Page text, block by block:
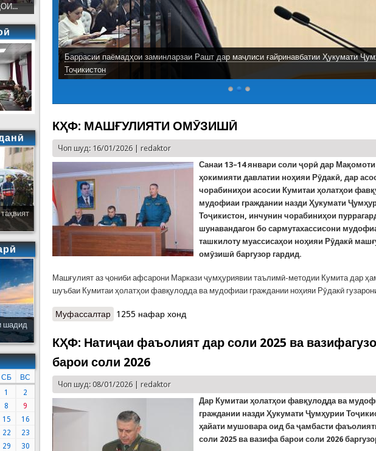
Баррасии паёмадҳои заминларзаи Рашт дар маҷлиси ғайринавбатии Ҳукумати
Тоҷикистон
КҲФ: МАШҒУЛИЯТИ ОМӮЗИШӢ
Чоп шуд: 16/01/2026 |redaktor
Санаи 13–14 январи соли ҷорӣ дар
ҳокимияти давлатии ноҳияи Рӯдакӣ, дар
чорабиниҳои асосии Кумитаи ҳолатҳои
мудофиаи граждании назди Ҳукумати
Тоҷикистон, инчунин чорабиниҳои
шунавандагон бо сармутахассисони
ташкилоту муассисаҳои ноҳияи Рӯдакӣ
омӯзишӣ баргузор гардид.
Машғулият аз ҷониби афсарони Маркази ҷумҳуриявии таълимӣ-методии Кумита дар
шуъбаи Кумитаи ҳолатҳои фавқулодда ва мудофиаи граждании ноҳияи Рӯдакӣ
Муфассалтар о КҲФ: МАШҒУЛИЯТИ ОМӮЗИШӢ
1255 нафар хонд
КҲФ: Натиҷаи фаъолият дар соли 2025 ва
барои соли 2026
Чоп шуд: 08/01/2026 |redaktor
Дар Кумитаи ҳолатҳои фавқулодда ва
граждании назди Ҳукумати Ҷумҳурии
ҳайати мушовара оид ба ҷамбасти
соли 2025 ва вазифа барои соли 2026
шадид
СБ
ВС
1
2
8
9
15
16
22
23
29
30